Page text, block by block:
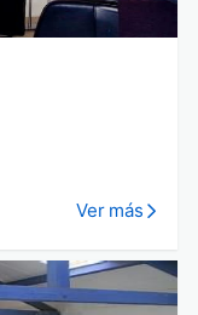
Ver más